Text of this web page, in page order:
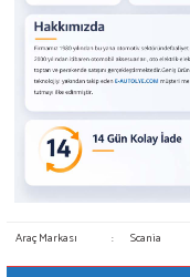
Araç Markası : Scania